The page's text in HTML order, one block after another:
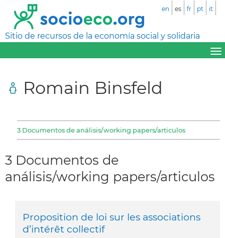
Sitio de recursos de la economía social y solidaria
en es fr pt it
Romain Binsfeld
3 Documentos de análisis/working papers/articulos
3 Documentos de
análisis/working papers/articulos
Proposition de loi sur les associations
d’intérêt collectif